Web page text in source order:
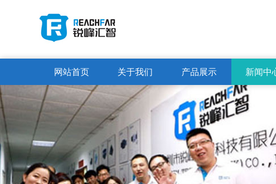
网站首页 关于我们 产品展示 新闻中